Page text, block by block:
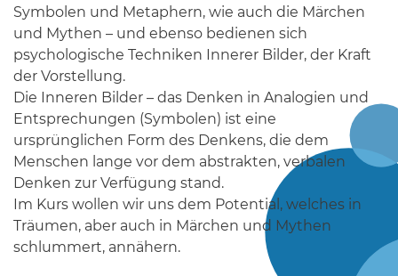
Symbolen und Metaphern, wie auch die Märchen
und Mythen – und ebenso bedienen sich
psychologische Techniken Innerer Bilder, der Kraft
der Vorstellung.
Die Inneren Bilder – das Denken in Analogien und
Entsprechungen (Symbolen) ist eine
ursprünglichen Form des Denkens, die dem
Menschen lange vor dem abstrakten, verbalen
Denken zur Verfügung stand.
Im Kurs wollen wir uns dem Potential, welches in
Träumen, aber auch in Märchen und Mythen
schlummert, annähern.